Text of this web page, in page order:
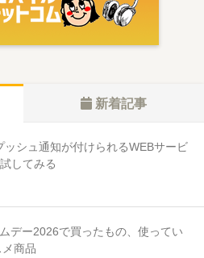
新着記事
ッシュ通知が付けられるWEBサービ
してみる
デー2026で買ったもの、使ってい
商品